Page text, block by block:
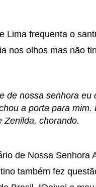
Lima frequenta o
nos olhos mas não
de nossa senhora
a porta para
Zenilda, chorando.
de Nossa Senhora
também fez